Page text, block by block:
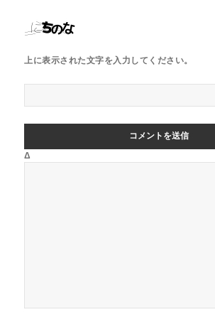
上に表示された文字を入力してください。
Δ